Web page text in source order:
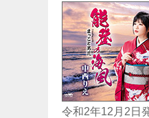
令和2年12月2日